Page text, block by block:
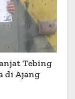
Tebing
di Ajang